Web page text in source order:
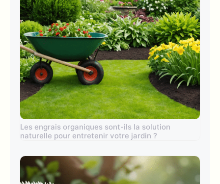
Les engrais organiques sont-ils la solution
naturelle pour entretenir votre jardin ?